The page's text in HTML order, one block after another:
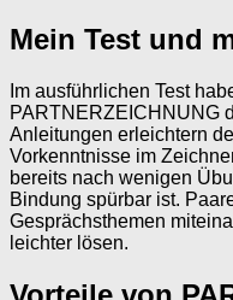
Mein Test und
Im ausführlichen Test
PARTNERZEICHNUNG
Anleitungen erleichtern
Vorkenntnisse im
bereits nach wenigen
Bindung spürbar ist.
Gesprächsthemen
leichter lösen.